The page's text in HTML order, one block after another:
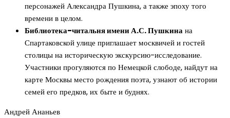
персонажей Александра Пушкина, а также эпоху того
времени в целом.
Библиотека-читальня имени А.С. Пушкинана
Спартаковской улице приглашает москвичей и гостей
столицы на историческую экскурсию-исследование.
Участники прогуляются по Немецкой слободе, найдут на
карте Москвы место рождения поэта, узнают об истории
семей его предков, их быте и буднях.
Андрей Ананьев